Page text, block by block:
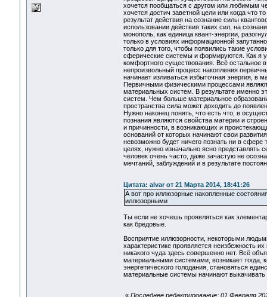
хочется пообщаться с другом или любимым
хочется достич заветной цели или когда
результат действия на сознание силы
использовании действия таких сил, на
монополь, как единица квант-энергии,
только в условиях информационной
только для того, чтобы появились такие
сферические системы и формируются. Как я
комфортного существования. Всё остальное
непроизвольный процесс накопления
начинает изливаться избыточная энергия, в
Первичными физическими процессами
материальных систем. В результате именно
систем. Чем больше материальное
пространства сила может доходить до
Нужно наконец понять, что есть что, в
познания являются свойства материи и
и причинности, в возникающих и
оснований от которых начинают свои
невозможно будет ничего познать ни в
целях, нужно изначально ясно представлять
человек очень часто, даже зачастую не
мечтаний, заблуждений и в результате
Цитата: alvar от 21 Марта 2014, 18:41:26
А вот про иллюзорные накопленные
иллюзорными
Ты если не хочешь проявляться как
как бредовые.
Восприятие иллюзорности, некоторыми
характеристике проявляется неизбежность
никакого чуда здесь совершенно нет. Всё
материальными системами, возникает тогда,
энергетического голодания, становяться
материальные системы начинают
« Последнее редактирование: 01 Февраля